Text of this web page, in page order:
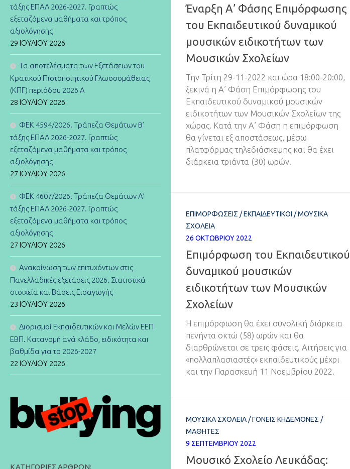
Έναρξη Α’ Φάσης Επιμόρφωσης
του Εκπαιδευτικού δυναμικού
μουσικών ειδικοτήτων των
Μουσικών Σχολείων
Την Τρίτη 29-11-2022 και ώρα 18:00-20:00,
ξεκινά η Α’ Φάση Επιμόρφωσης του
Εκπαιδευτικού δυναμικού μουσικών
ειδικοτήτων των Μουσικών Σχολείων της
χώρας. Κατά την Α’ Φάση η επιμόρφωση
θα γίνεται εξ αποστάσεως, μέσω
πλατφόρμας τηλεδιάσκεψης και θα έχει
διάρκεια τριάντα (30) ωρών.
ΕΠΙΜΟΡΦΏΣΕΙΣ /ΕΚΠΑΙΔΕΥΤΙΚΟΊ /ΜΟΥΣΙΚΆ
ΣΧΟΛΕΊΑ
26 ΟΚΤΩΒΡΊΟΥ 2022
Επιμόρφωση του Εκπαιδευτικού
δυναμικού μουσικών
ειδικοτήτων των Μουσικών
Σχολείων
Η επιμόρφωση θα έχει συνολική διάρκεια
πενήντα οκτώ (58) ωρών και θα
διαρθρώνεται σε τρεις φάσεις. Αιτήσεις για
«πολλαπλασιαστές» εκπαιδευτικούς μέχρι
και την Παρασκευή 11 Νοεμβρίου 2022.
ΜΟΥΣΙΚΆ ΣΧΟΛΕΊΑ /ΓΟΝΕΊΣ ΚΗΔΕΜΌΝΕΣ /
ΜΑΘΗΤΈΣ
9 ΣΕΠΤΕΜΒΡΊΟΥ 2022
Μουσικό Σχολείο Λευκάδας:
τάξης ΕΠΑΛ 2026-2027. Γραπτώς
εξεταζόμενα μαθήματα και τρόπος
αξιολόγησης
29 ΙΟΥΛΊΟΥ 2026
Τα αποτελέσματα των Εξετάσεων του
Κρατικού Πιστοποιητικού Γλωσσομάθειας
(ΚΠΓ) περιόδου 2026 Α
28 ΙΟΥΛΊΟΥ 2026
ΦΕΚ 4594/2026. Τράπεζα Θεμάτων B’
τάξης ΕΠΑΛ 2026-2027. Γραπτώς
εξεταζόμενα μαθήματα και τρόπος
αξιολόγησης
27 ΙΟΥΛΊΟΥ 2026
ΦΕΚ 4607/2026. Τράπεζα Θεμάτων Α’
τάξης ΕΠΑΛ 2026-2027. Γραπτώς
εξεταζόμενα μαθήματα και τρόπος
αξιολόγησης
27 ΙΟΥΛΊΟΥ 2026
Ανακοίνωση των επιτυχόντων στις
Πανελλαδικές εξετάσεις 2026. Στατιστικά
στοιχεία και Βάσεις Εισαγωγής
23 ΙΟΥΛΊΟΥ 2026
Διορισμοί Εκπαιδευτικών και Μελών ΕΕΠ
ΕΒΠ. Κατανομή ανά κλάδο, ειδικότητα και
βαθμίδα για το 2026-2027
22 ΙΟΥΛΊΟΥ 2026
ΚΑΤΗΓΟΡΊΕΣ ΆΡΘΡΩΝ: